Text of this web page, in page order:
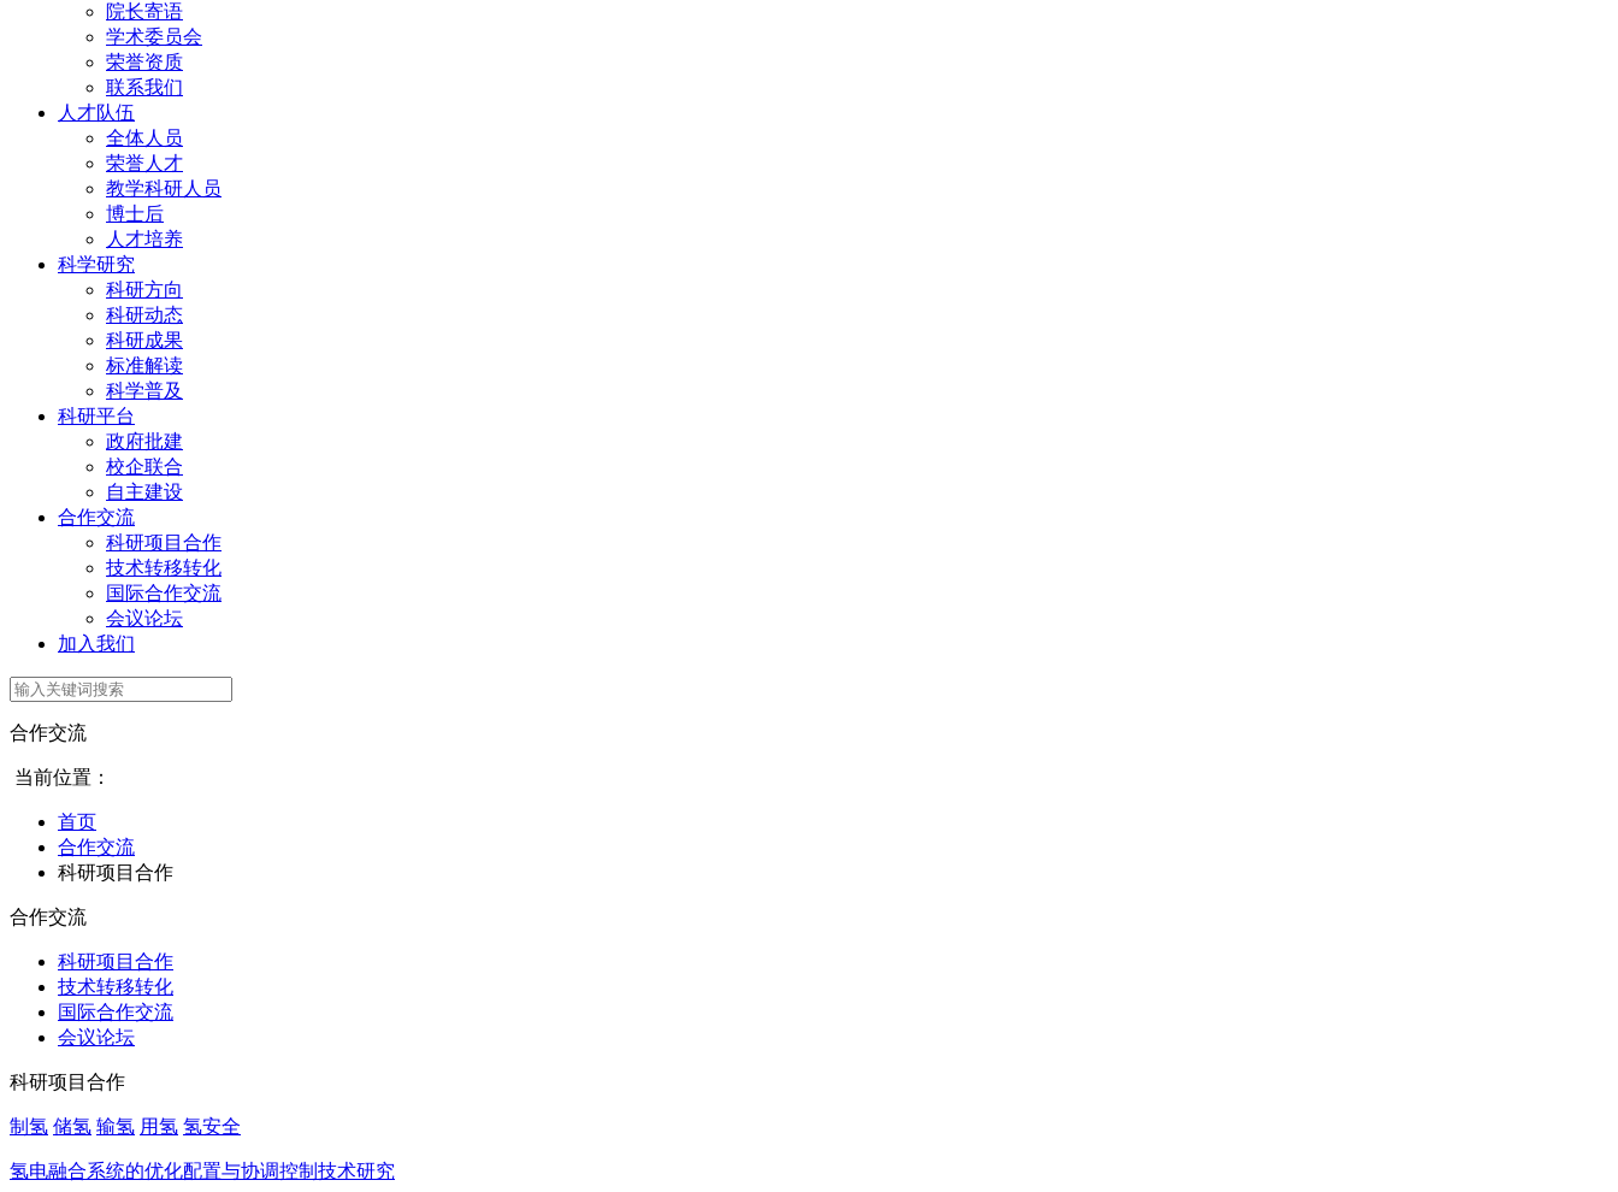
院长寄语
学术委员会
荣誉资质
联系我们
人才队伍
全体人员
荣誉人才
教学科研人员
博士后
人才培养
科学研究
科研方向
科研动态
科研成果
标准解读
科学普及
科研平台
政府批建
校企联合
自主建设
合作交流
科研项目合作
技术转移转化
国际合作交流
会议论坛
加入我们
合作交流
当前位置：
首页
合作交流
科研项目合作
合作交流
科研项目合作
技术转移转化
国际合作交流
会议论坛
科研项目合作
制氢 储氢 输氢 用氢 氢安全
氢电融合系统的优化配置与协调控制技术研究